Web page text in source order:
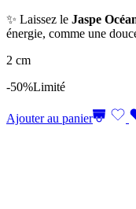
✨ Laissez le Jaspe
énergie, comme une
2 cm
-50%Limité
Ajouter au panier